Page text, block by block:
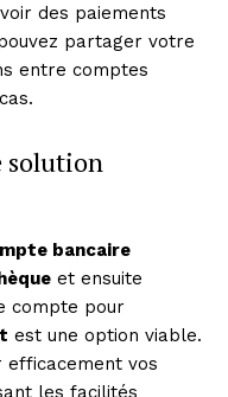
des paiements
partager votre
entre comptes
solution
bancaire
et ensuite
compte pour
est une option viable.
vos
les facilités